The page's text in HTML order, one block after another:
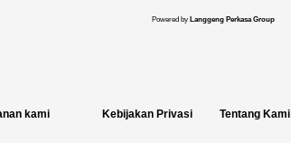
Powered by Langgeng Perkasa Group
kami Kebijakan Privasi Tentang Kami